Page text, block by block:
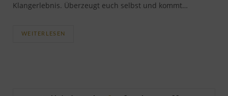
Klangerlebnis. Überzeugt euch selbst und kommt…
WEITERLESEN